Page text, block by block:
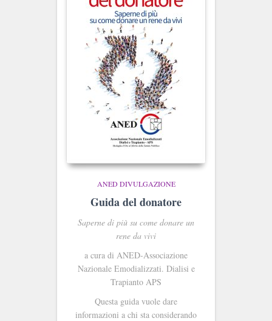
ANED DIVULGAZIONE
Guida del donatore
Saperne di più su come donare un
rene da vivi
a cura di ANED-Associazione
Nazionale Emodializzati. Dialisi e
Trapianto APS
Questa guida vuole dare
informazioni a chi sta considerando